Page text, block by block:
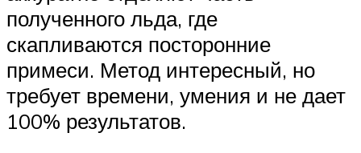
полученного льда, где
скапливаются посторонние
примеси. Метод интересный, но
требует времени, умения и не дает
100% результатов.